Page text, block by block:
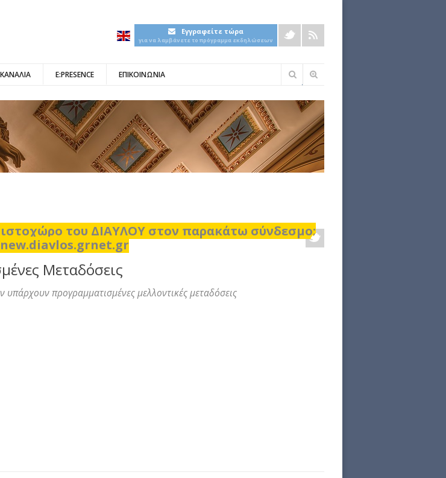
Εγγραφείτε τώρα
για να λαμβάνετε το πρόγραμμα εκδηλώσεων
ΚΑΝΑΛΙΑ E:PRESENCE ΕΠΙΚΟΙΝΩΝΙΑ
Φόρμα
του ΔΙΑΥΛΟΥ στον παρακάτω σύνδεσμο:
Μεταδόσεις
υπάρχουν προγραμματισμένες μελλοντικές μεταδόσεις